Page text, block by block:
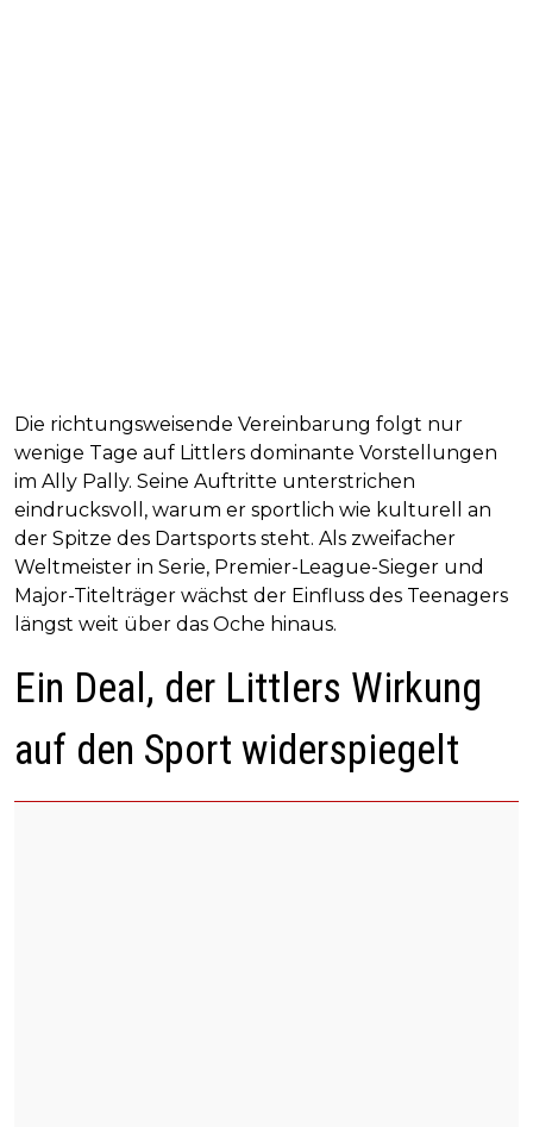
Die richtungsweisende Vereinbarung folgt nur
wenige Tage auf Littlers dominante Vorstellungen
im Ally Pally. Seine Auftritte unterstrichen
eindrucksvoll, warum er sportlich wie kulturell an
der Spitze des Dartsports steht. Als zweifacher
Weltmeister in Serie, Premier-League-Sieger und
Major-Titelträger wächst der Einfluss des Teenagers
längst weit über das Oche hinaus.
Ein Deal, der Littlers Wirkung
auf den Sport widerspiegelt